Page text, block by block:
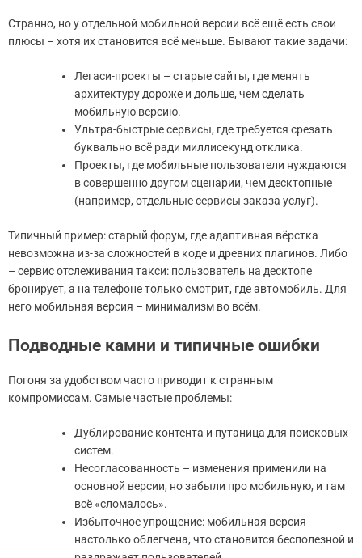
Странно, но у отдельной мобильной версии всё ещё есть свои
плюсы – хотя их становится всё меньше. Бывают такие задачи:
Легаси-проекты – старые сайты, где менять
архитектуру дороже и дольше, чем сделать
мобильную версию.
Ультра-быстрые сервисы, где требуется срезать
буквально всё ради миллисекунд отклика.
Проекты, где мобильные пользователи нуждаются
в совершенно другом сценарии, чем десктопные
(например, отдельные сервисы заказа услуг).
Типичный пример: старый форум, где адаптивная вёрстка
невозможна из-за сложностей в коде и древних плагинов. Либо
– сервис отслеживания такси: пользователь на десктопе
бронирует, а на телефоне только смотрит, где автомобиль. Для
него мобильная версия – минимализм во всём.
Подводные камни и типичные ошибки
Погоня за удобством часто приводит к странным
компромиссам. Самые частые проблемы:
Дублирование контента и путаница для поисковых
систем.
Несогласованность – изменения применили на
основной версии, но забыли про мобильную, и там
всё «сломалось».
Избыточное упрощение: мобильная версия
настолько облегчена, что становится бесполезной и